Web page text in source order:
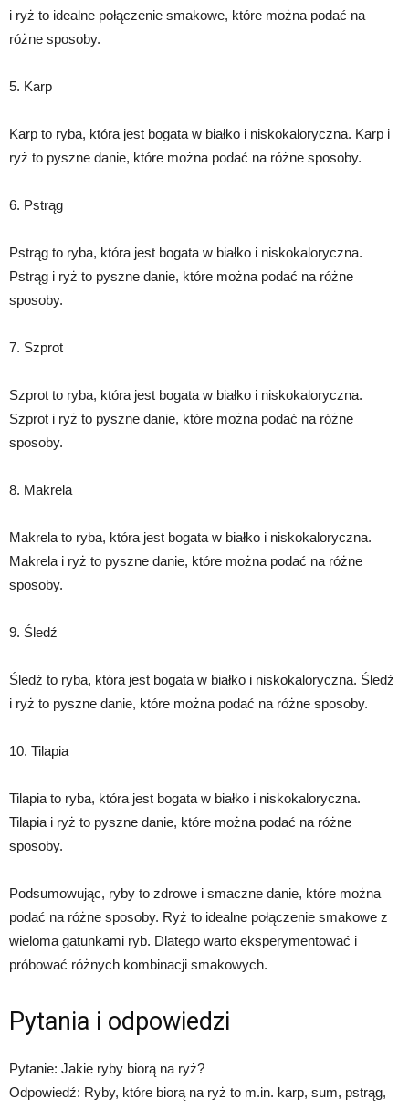
i ryż to idealne połączenie smakowe, które można podać na
różne sposoby.
5. Karp
Karp to ryba, która jest bogata w białko i niskokaloryczna. Karp i
ryż to pyszne danie, które można podać na różne sposoby.
6. Pstrąg
Pstrąg to ryba, która jest bogata w białko i niskokaloryczna.
Pstrąg i ryż to pyszne danie, które można podać na różne
sposoby.
7. Szprot
Szprot to ryba, która jest bogata w białko i niskokaloryczna.
Szprot i ryż to pyszne danie, które można podać na różne
sposoby.
8. Makrela
Makrela to ryba, która jest bogata w białko i niskokaloryczna.
Makrela i ryż to pyszne danie, które można podać na różne
sposoby.
9. Śledź
Śledź to ryba, która jest bogata w białko i niskokaloryczna. Śledź
i ryż to pyszne danie, które można podać na różne sposoby.
10. Tilapia
Tilapia to ryba, która jest bogata w białko i niskokaloryczna.
Tilapia i ryż to pyszne danie, które można podać na różne
sposoby.
Podsumowując, ryby to zdrowe i smaczne danie, które można
podać na różne sposoby. Ryż to idealne połączenie smakowe z
wieloma gatunkami ryb. Dlatego warto eksperymentować i
próbować różnych kombinacji smakowych.
Pytania i odpowiedzi
Pytanie: Jakie ryby biorą na ryż?
Odpowiedź: Ryby, które biorą na ryż to m.in. karp, sum, pstrąg,